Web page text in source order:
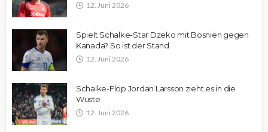
12. Juni 2026
Spielt Schalke-Star Dzeko mit Bosnien gegen
Kanada? So ist der Stand
12. Juni 2026
Schalke-Flop Jordan Larsson zieht es in die
Wüste
12. Juni 2026